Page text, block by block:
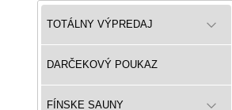
TOTÁLNY VÝPREDAJ
DARČEKOVÝ POUKAZ
FÍNSKE SAUNY